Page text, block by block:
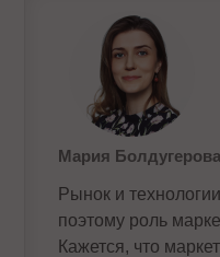
Мария
Рынок и
поэтому роль
Кажется, что